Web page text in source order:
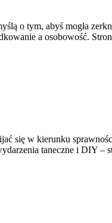
o tym, abyś mogła
a osobowość.
się w kierunku
taneczne i DIY –